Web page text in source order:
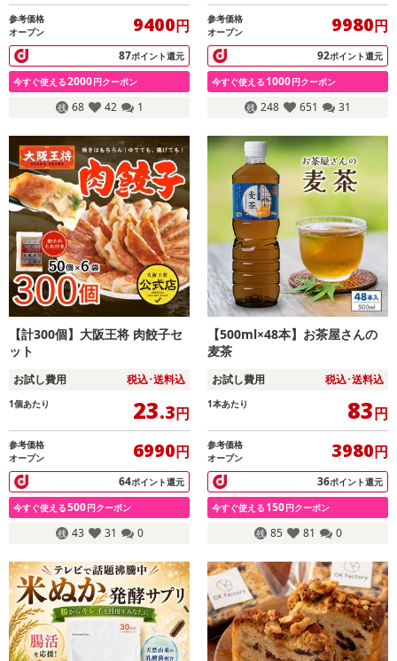
参考価格
オープン
9400円
87ポイント還元
今すぐ使える2000円クーポン
68 42 1
参考価格
オープン
9980円
92ポイント還元
今すぐ使える 1000円クーポン
248 651 31
【計300個】大阪王将 肉餃子セ
ット
お試し費用 税込･送料込
1個あたり 23.3円
参考価格
オープン
6990円
64ポイント還元
今すぐ使える500円クーポン
43 31 0
【500ml×48本】お茶屋さんの
麦茶
お試し費用 税込･送料込
1本あたり 83円
参考価格
オープン
3980円
36ポイント還元
今すぐ使える 150円クーポン
85 81 0